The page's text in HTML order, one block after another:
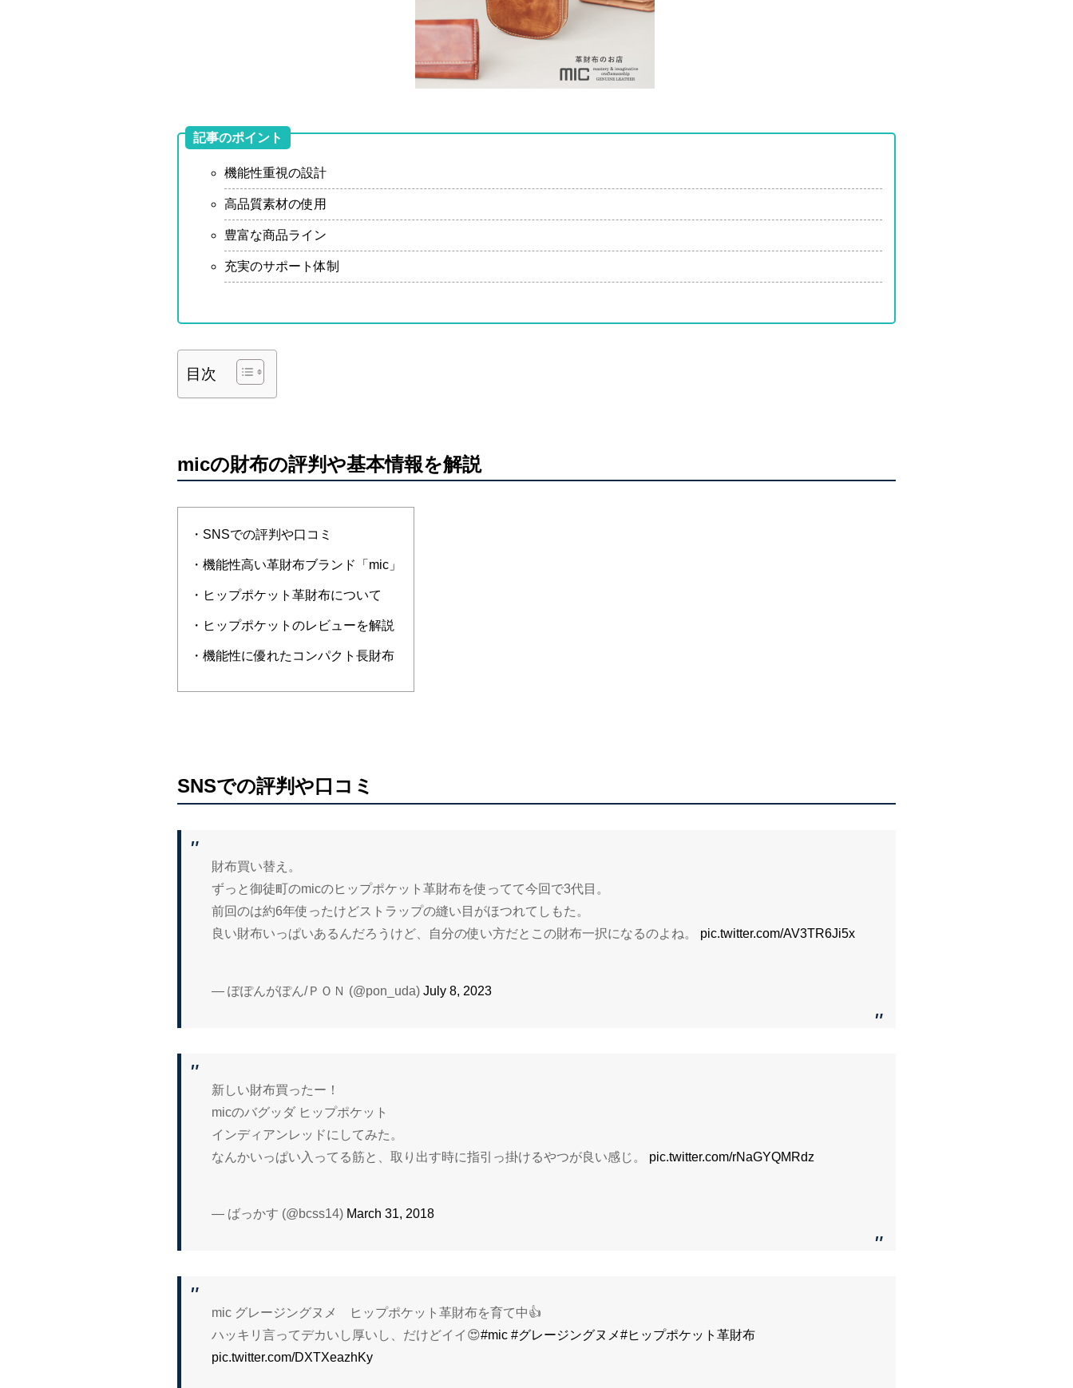
記事のポイント
機能性重視の設計
高品質素材の使用
豊富な商品ライン
充実のサポート体制
目次
micの財布の評判や基本情報を解説
・SNSでの評判や口コミ
・機能性高い革財布ブランド「mic」
・ヒップポケット革財布について
・ヒップポケットのレビューを解説
・機能性に優れたコンパクト長財布
SNSでの評判や口コミ
財布買い替え。
ずっと御徒町のmicのヒップポケット革財布を使ってて今回で3代目。
前回のは約6年使ったけどストラップの縫い目がほつれてしもた。
良い財布いっぱいあるんだろうけど、自分の使い方だとこの財布一択になるのよね。 pic.twitter.com/AV3TR6Ji5x
— ぽぽんがぽん/ＰＯＮ (@pon_uda)July 8, 2023
新しい財布買ったー！
micのバグッダ ヒップポケット
インディアンレッドにしてみた。
なんかいっぱい入ってる筋と、取り出す時に指引っ掛けるやつが良い感じ。 pic.twitter.com/rNaGYQMRdz
— ばっかす (@bcss14) March 31, 2018
mic グレージングヌメ ヒップポケット革財布を育て中👍
ハッキリ言ってデカいし厚いし、だけどイイ😍#mic #グレージングヌメ#ヒップポケット革財布
pic.twitter.com/DXTXeazhKy